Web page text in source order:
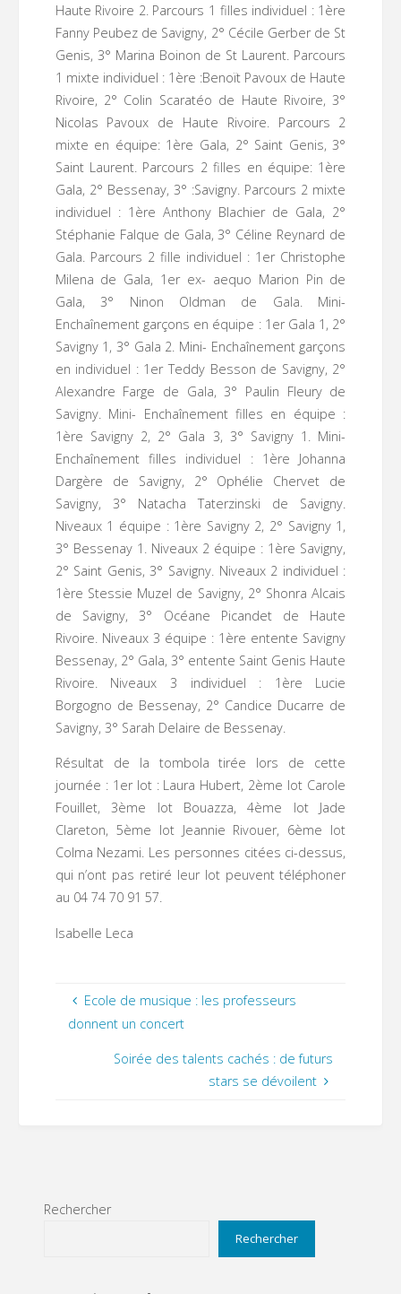
Haute Rivoire 2. Parcours 1 filles individuel : 1ère
Fanny Peubez de Savigny, 2° Cécile Gerber de St
Genis, 3° Marina Boinon de St Laurent. Parcours
1 mixte individuel : 1ère :Benoït Pavoux de Haute
Rivoire, 2° Colin Scaratéo de Haute Rivoire, 3°
Nicolas Pavoux de Haute Rivoire. Parcours 2
mixte en équipe: 1ère Gala, 2° Saint Genis, 3°
Saint Laurent. Parcours 2 filles en équipe: 1ère
Gala, 2° Bessenay, 3° :Savigny. Parcours 2 mixte
individuel : 1ère Anthony Blachier de Gala, 2°
Stéphanie Falque de Gala, 3° Céline Reynard de
Gala. Parcours 2 fille individuel : 1er Christophe
Milena de Gala, 1er ex- aequo Marion Pin de
Gala, 3° Ninon Oldman de Gala. Mini-
Enchaînement garçons en équipe : 1er Gala 1, 2°
Savigny 1, 3° Gala 2. Mini- Enchaînement garçons
en individuel : 1er Teddy Besson de Savigny, 2°
Alexandre Farge de Gala, 3° Paulin Fleury de
Savigny. Mini- Enchaînement filles en équipe :
1ère Savigny 2, 2° Gala 3, 3° Savigny 1. Mini-
Enchaînement filles individuel : 1ère Johanna
Dargère de Savigny, 2° Ophélie Chervet de
Savigny, 3° Natacha Taterzinski de Savigny.
Niveaux 1 équipe : 1ère Savigny 2, 2° Savigny 1,
3° Bessenay 1. Niveaux 2 équipe : 1ère Savigny,
2° Saint Genis, 3° Savigny. Niveaux 2 individuel :
1ère Stessie Muzel de Savigny, 2° Shonra Alcais
de Savigny, 3° Océane Picandet de Haute
Rivoire. Niveaux 3 équipe : 1ère entente Savigny
Bessenay, 2° Gala, 3° entente Saint Genis Haute
Rivoire. Niveaux 3 individuel : 1ère Lucie
Borgogno de Bessenay, 2° Candice Ducarre de
Savigny, 3° Sarah Delaire de Bessenay.
Résultat de la tombola tirée lors de cette
journée : 1er lot : Laura Hubert, 2ème lot Carole
Fouillet, 3ème lot Bouazza, 4ème lot Jade
Clareton, 5ème lot Jeannie Rivouer, 6ème lot
Colma Nezami. Les personnes citées ci-dessus,
qui n’ont pas retiré leur lot peuvent téléphoner
au 04 74 70 91 57.
Isabelle Leca
Ecole de musique : les professeurs
donnent un concert
Soirée des talents cachés : de futurs
stars se dévoilent
Rechercher
Rechercher